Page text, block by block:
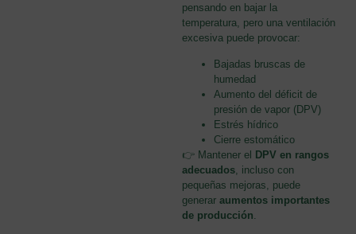
pensando en bajar la
temperatura, pero una ventilación
excesiva puede provocar:
Bajadas bruscas de
humedad
Aumento del déficit de
presión de vapor (DPV)
Estrés hídrico
Cierre estomático
👉 Mantener el
DPV en rangos
adecuados, incluso con
pequeñas mejoras, puede
generar aumentos importantes
de producción.